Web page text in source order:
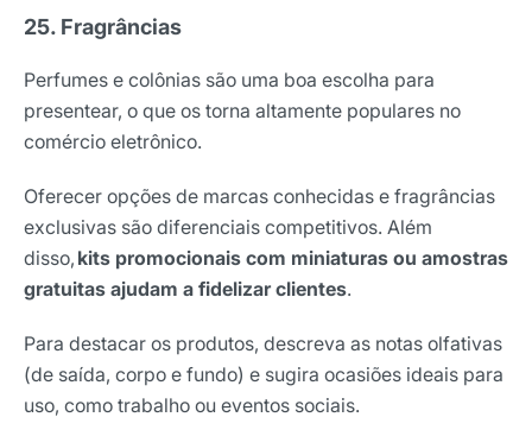
25. Fragrâncias
Perfumes e colônias são uma boa escolha para
presentear, o que os torna altamente populares no
comércio eletrônico.
Oferecer opções de marcas conhecidas e fragrâncias
exclusivas são diferenciais competitivos. Além
disso, kits promocionais com miniaturas ou amostras
gratuitas ajudam a fidelizar clientes.
Para destacar os produtos, descreva as notas olfativas
(de saída, corpo e fundo) e sugira ocasiões ideais para
uso, como trabalho ou eventos sociais.